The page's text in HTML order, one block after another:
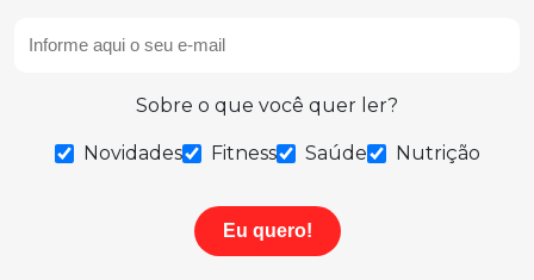
Sobre o que você quer ler?
Novidades Fitness Saúde Nutrição
Eu quero!